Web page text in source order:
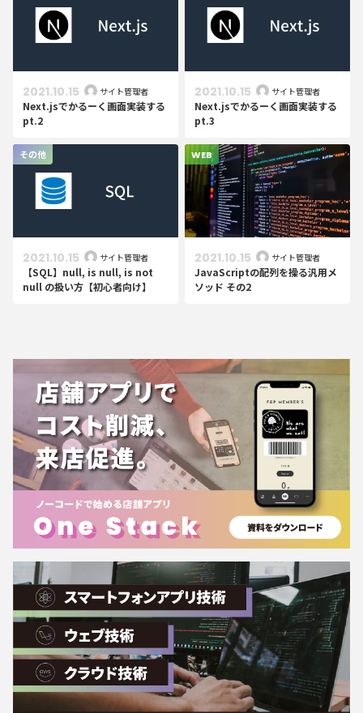
Next.jsでかるーく画面実装する
pt.2
2021.10.15 サイト管理者
Next.jsでかるーく画面実装する
pt.3
2021.10.15 サイト管理者
その他
【SQL】null, is null, is not
null の扱い方【初心者向け】
2021.10.15 サイト管理者
WEB
JavaScriptの配列を操る汎用メ
ソッド その2
2021.10.15 サイト管理者